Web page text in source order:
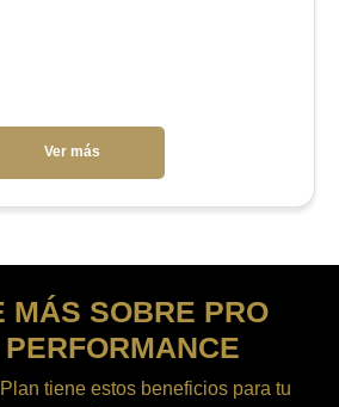
Ver más
MÁS SOBRE PRO
tiene estos beneficios para tu